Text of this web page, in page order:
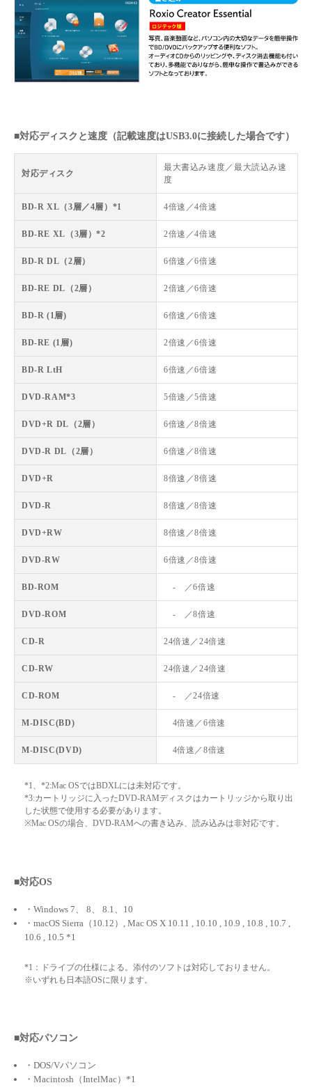
■対応ディスクと速度（記載速度はUSB3.0に接続した場合です）
対応ディスク
最大書込み速度／最大読込み速
度
BD-R XL（3層／4層）*1 4倍速／4倍速
BD-RE XL（3層）*2 2倍速／4倍速
BD-R DL（2層） 6倍速／6倍速
BD-RE DL（2層） 2倍速／6倍速
BD-R (1層) 6倍速／6倍速
BD-RE (1層) 2倍速／6倍速
BD-R LtH 6倍速／6倍速
DVD-RAM*3 5倍速／5倍速
DVD+R DL（2層） 6倍速／8倍速
DVD-R DL（2層） 6倍速／8倍速
DVD+R 8倍速／8倍速
DVD-R 8倍速／8倍速
DVD+RW 8倍速／8倍速
DVD-RW 6倍速／8倍速
BD-ROM - ／6倍速
DVD-ROM - ／8倍速
CD-R 24倍速／24倍速
CD-RW 24倍速／24倍速
CD-ROM - ／24倍速
M-DISC(BD) 4倍速／6倍速
M-DISC(DVD) 4倍速／8倍速
*1、*2:Mac OSではBDXLには未対応です。
*3:カートリッジに入ったDVD-RAMディスクはカートリッジから取り出
した状態で使用する必要があります。
※Mac OSの場合、DVD-RAMへの書き込み、読み込みは非対応です。
■対応OS
・Windows 7、 8、 8.1、10
・macOS Sierra（10.12）, Mac OS X 10.11 , 10.10 , 10.9 , 10.8 , 10.7 ,
10.6 , 10.5 *1
*1：ドライブの仕様による。添付のソフトは対応しておりません。
※いずれも日本語OSに限ります。
■対応パソコン
・DOS/Vパソコン
・Macintosh（IntelMac）*1